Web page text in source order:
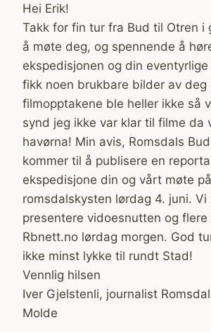
Hei Erik!
Takk for fin tur fra Bud til Otren i
å møte deg, og spennende å
ekspedisjonen og din
fikk noen brukbare bilder av deg
filmopptakene ble heller ikke så
synd jeg ikke var klar til filme da
havørna! Min avis, Romsdals
kommer til å publisere en
ekspedisjone din og vårt møte på
romsdalskysten lørdag 4. juni. Vi
presentere vidoesnutten og flere
Rbnett.no lørdag morgen. God
ikke minst lykke til rundt Stad!
Vennlig hilsen
Iver Gjelstenli, journalist
Molde